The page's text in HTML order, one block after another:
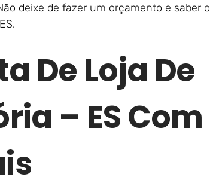
deixe de fazer um orçamento e saber o
De Loja De
– ES Com